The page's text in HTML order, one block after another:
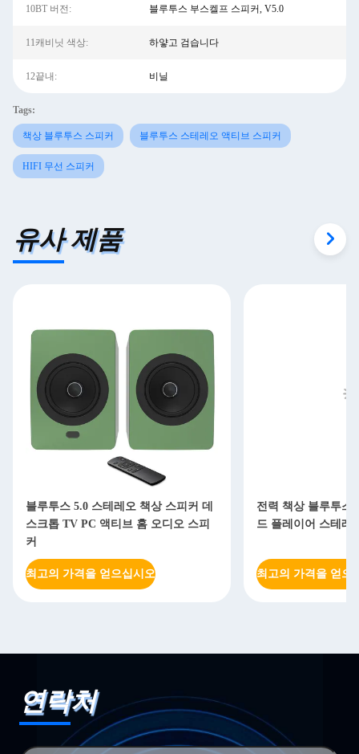
10BT 버전: 블루투스 부스켈프 스피커, V5.0
11캐비닛 색상: 하얗고 검습니다
12끝내: 비닐
Tags:
책상 블루투스 스피커 블루투스 스테레오 액티브 스피커
HIFI 무선 스피커
유사 제품
블루투스 5.0 스테레오 책상 스피커 데
스크톱 TV PC 액티브 홈 오디오 스피
커
최고의 가격을 얻으십시오
전력 책상 블루투스
드 플레이어 스테레
최고의 가격을 얻으
연락처